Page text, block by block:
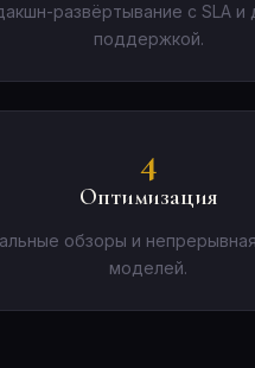
развёртывание с SLA и
поддержкой.
4
Оптимизация
обзоры и
моделей.